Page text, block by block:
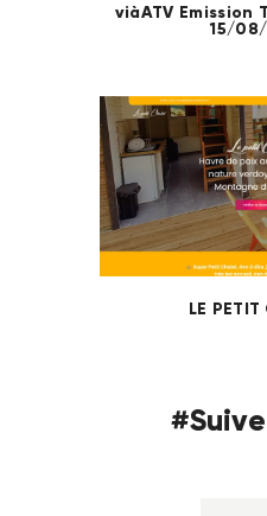
viàATV Emission
15/
LE PETIT